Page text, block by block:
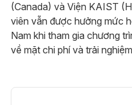
(Canada) và Viện KAIST
viên vẫn được hưởng mức
Nam khi tham gia chương
về mặt chi phí và trải